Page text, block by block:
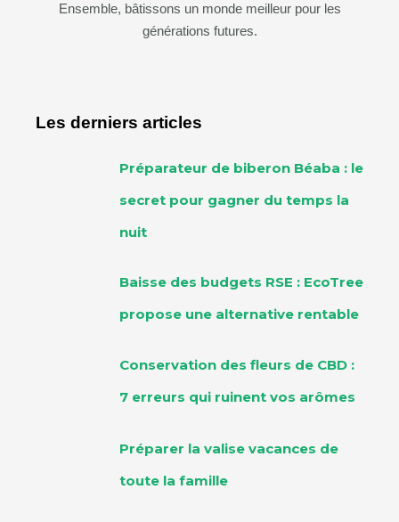
Ensemble, bâtissons un monde meilleur pour les
générations futures.
Les derniers articles
Préparateur de biberon Béaba : le
secret pour gagner du temps la
nuit
Baisse des budgets RSE : EcoTree
propose une alternative rentable
Conservation des fleurs de CBD :
7 erreurs qui ruinent vos arômes
Préparer la valise vacances de
toute la famille